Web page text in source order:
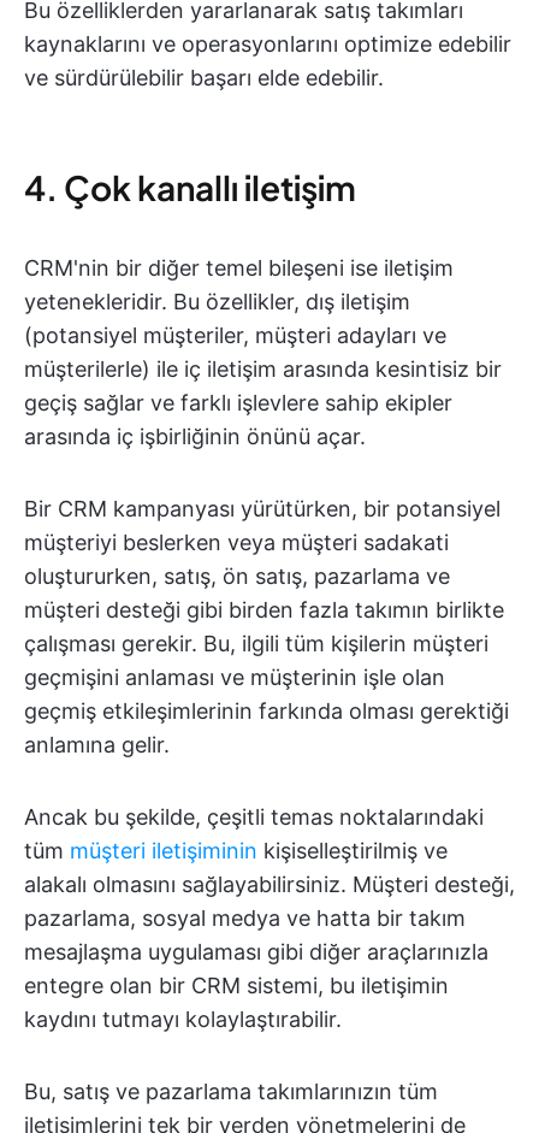
Bu özelliklerden yararlanarak satış takımları
kaynaklarını ve operasyonlarını optimize edebilir
ve sürdürülebilir başarı elde edebilir.
4. Çok kanallı iletişim
CRM'nin bir diğer temel bileşeni ise iletişim
yetenekleridir. Bu özellikler, dış iletişim
(potansiyel müşteriler, müşteri adayları ve
müşterilerle) ile iç iletişim arasında kesintisiz bir
geçiş sağlar ve farklı işlevlere sahip ekipler
arasında iç işbirliğinin önünü açar.
Bir CRM kampanyası yürütürken, bir potansiyel
müşteriyi beslerken veya müşteri sadakati
oluştururken, satış, ön satış, pazarlama ve
müşteri desteği gibi birden fazla takımın birlikte
çalışması gerekir. Bu, ilgili tüm kişilerin müşteri
geçmişini anlaması ve müşterinin işle olan
geçmiş etkileşimlerinin farkında olması gerektiği
anlamına gelir.
Ancak bu şekilde, çeşitli temas noktalarındaki
tüm müşteri iletişiminin kişiselleştirilmiş ve
alakalı olmasını sağlayabilirsiniz. Müşteri desteği,
pazarlama, sosyal medya ve hatta bir takım
mesajlaşma uygulaması gibi diğer araçlarınızla
entegre olan bir CRM sistemi, bu iletişimin
kaydını tutmayı kolaylaştırabilir.
Bu, satış ve pazarlama takımlarınızın tüm
iletişimlerini tek bir yerden yönetmelerini de